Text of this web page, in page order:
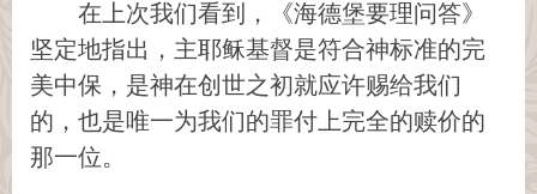
在上次我们看到，《海德堡要理问答》
坚定地指出，主耶稣基督是符合神标准的完
美中保，是神在创世之初就应许赐给我们
的，也是唯一为我们的罪付上完全的赎价的
那一位。